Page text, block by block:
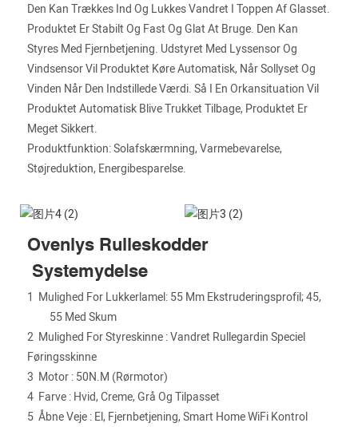
Den Kan Trækkes Ind Og Lukkes Vandret I Toppen Af ​​glasset.
Produktet Er Stabilt Og Fast Og Glat At Bruge. Den Kan
Styres Med Fjernbetjening. Udstyret Med Lyssensor Og
Vindsensor Vil Produktet Køre Automatisk, Når Sollyset Og
Vinden Når Den Indstillede Værdi. Så I En Orkansituation Vil
Produktet Automatisk Blive Trukket Tilbage, Produktet Er
Meget Sikkert.
Produktfunktion: Solafskærmning, Varmebevarelse,
Støjreduktion, Energibesparelse.
Ovenlys Rulleskodder
Systemydelse
1 Mulighed For Lukkerlamel: 55 Mm Ekstruderingsprofil; 45,
55 Med Skum
2 Mulighed For Styreskinne:Vandret Rullegardin Speciel
Føringsskinne
3 Motor:50N.m (rørmotor)
4 Farve:Hvid, Creme, Grå Og Tilpasset
5 Åbne Veje:El, Fjernbetjening, Smart Home WiFi Kontrol